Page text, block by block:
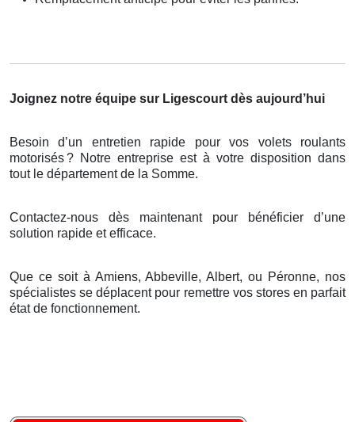
Joignez notre équipe sur Ligescourt dès aujourd’hui
Besoin d’un entretien rapide pour vos volets roulants
motorisés? Notre entreprise est à votre disposition dans
tout le département de la Somme.
Contactez-nous dès maintenant pour bénéficier d’une
solution rapide et efficace.
Que ce soit à Amiens, Abbeville, Albert, ou Péronne, nos
spécialistes se déplacent pour remettre vos stores en parfait
état de fonctionnement.